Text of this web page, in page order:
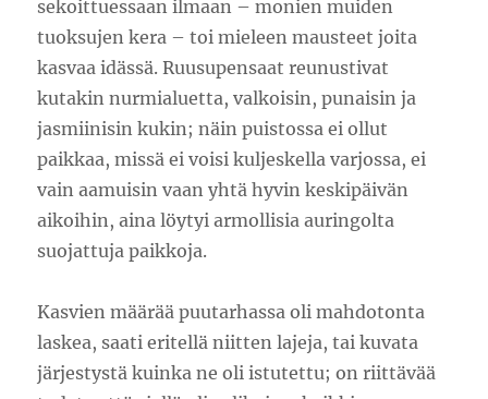
sekoittuessaan ilmaan – monien muiden
tuoksujen kera – toi mieleen mausteet joita
kasvaa idässä. Ruusupensaat reunustivat
kutakin nurmialuetta, valkoisin, punaisin ja
jasmiinisin kukin; näin puistossa ei ollut
paikkaa, missä ei voisi kuljeskella varjossa, ei
vain aamuisin vaan yhtä hyvin keskipäivän
aikoihin, aina löytyi armollisia auringolta
suojattuja paikkoja.
Kasvien määrää puutarhassa oli mahdotonta
laskea, saati eritellä niitten lajeja, tai kuvata
järjestystä kuinka ne oli istutettu; on riittävää